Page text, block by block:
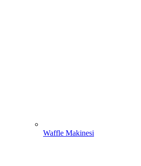
Waffle Makinesi